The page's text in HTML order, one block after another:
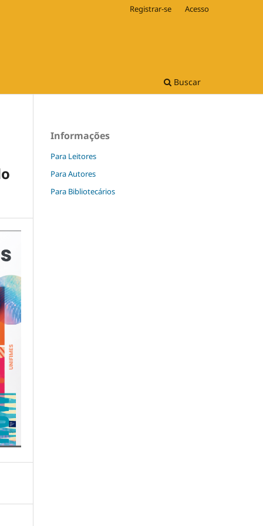
Buscar
Registrar-se Acesso
Informações
Para Leitores
Para Autores
Para Bibliotecários